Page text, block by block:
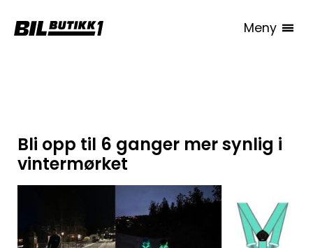
Meny
Bli opp til 6 ganger mer synlig i
vintermørket